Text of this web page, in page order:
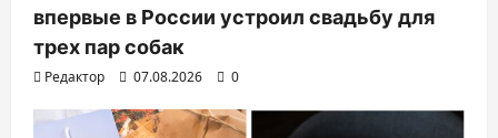
впервые в России устроил свадьбу для
трех пар собак
Редактор 07.08.2026 0